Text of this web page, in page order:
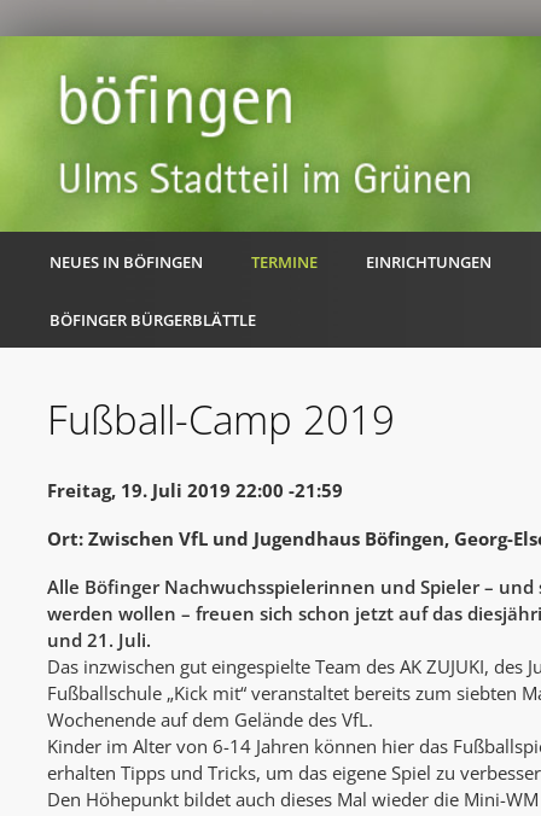
NEUES IN BÖFINGEN TERMINE EINRICHTUNGEN
BÖFINGER BÜRGERBLÄTTLE
Fußball-Camp 2019
Freitag, 19. Juli 2019 22:00 -21:59
Ort: Zwischen VfL und Jugendhaus Böfingen, Georg-
Alle Böfinger Nachwuchsspielerinnen und Spieler – und
werden wollen – freuen sich schon jetzt auf das
und 21. Juli.
Das inzwischen gut eingespielte Team des AK ZUJUKI, des
Fußballschule „Kick mit“ veranstaltet bereits zum siebten
Wochenende auf dem Gelände des VfL.
Kinder im Alter von 6-14 Jahren können hier das
erhalten Tipps und Tricks, um das eigene Spiel zu
Den Höhepunkt bildet auch dieses Mal wieder die Mini-